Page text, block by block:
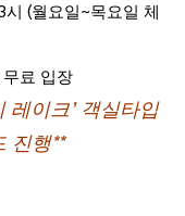
(월요일~목요일 체
료 입장
레이크’ 객실타입
진행**